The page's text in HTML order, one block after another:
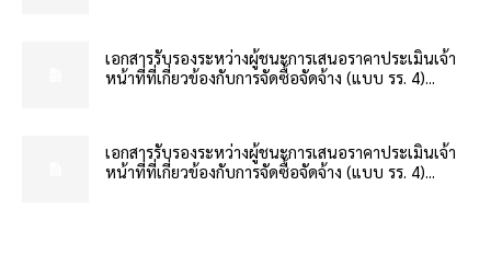
เอกสารรับรองระหว่างผู้ชนะการเสนอราคาประเมินเจ้า
หน้าที่ที่เกี่ยวข้องกับการจัดซื้อจัดจ้าง (แบบ รร. 4)...
เอกสารรับรองระหว่างผู้ชนะการเสนอราคาประเมินเจ้า
หน้าที่ที่เกี่ยวข้องกับการจัดซื้อจัดจ้าง (แบบ รร. 4)...